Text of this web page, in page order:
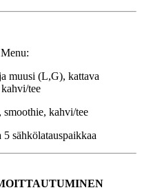
muusi (L,G), kattava
tee
kahvi/tee
sähkölatauspaikkaa